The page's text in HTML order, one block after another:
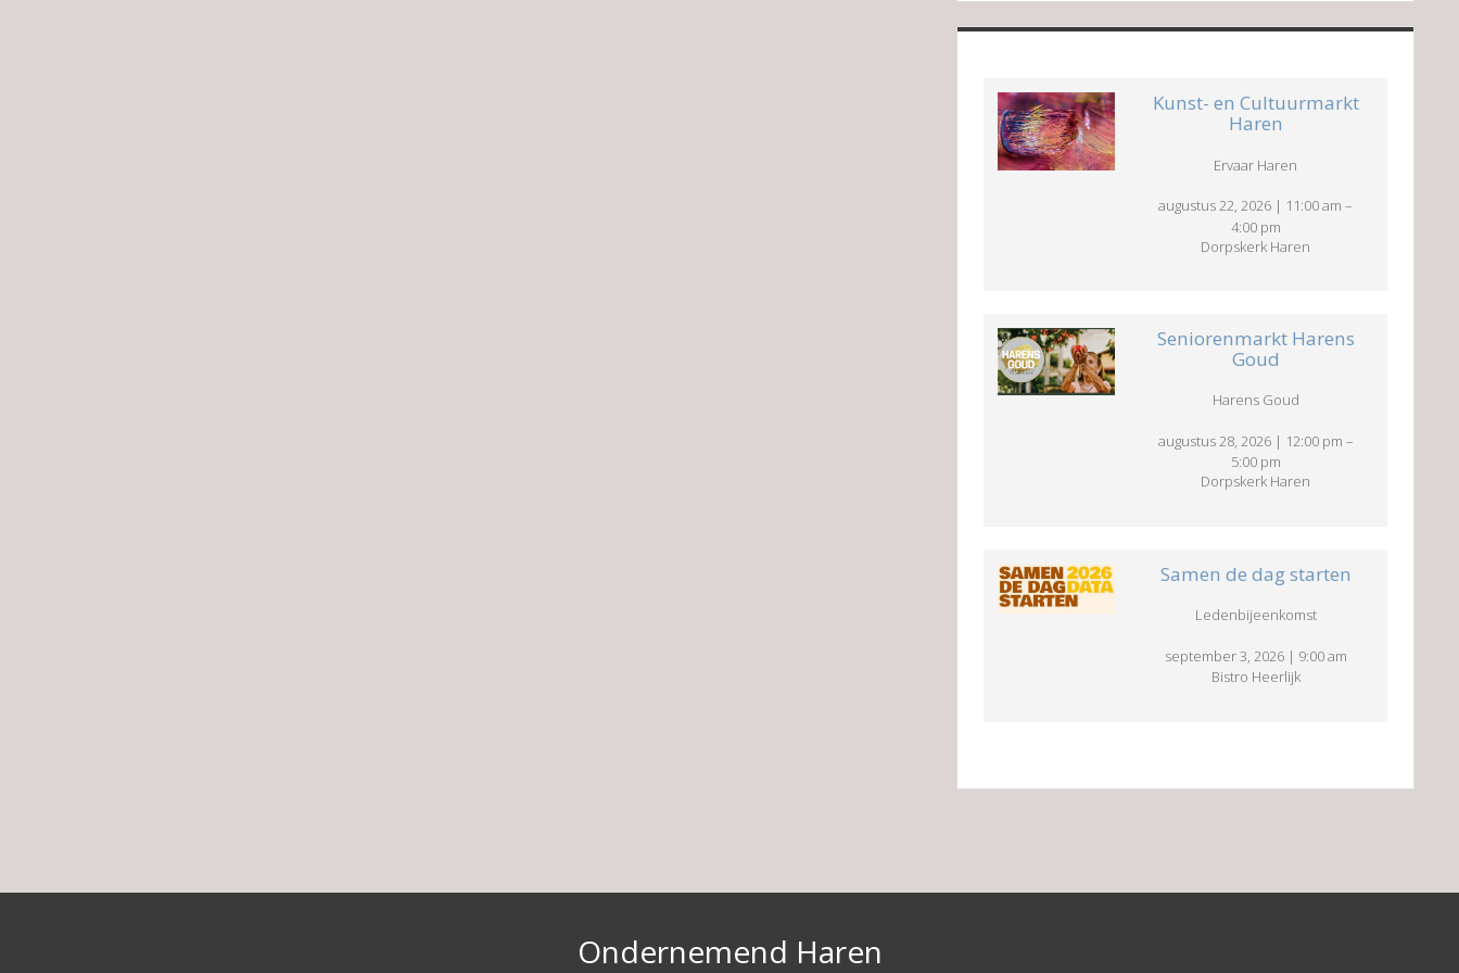
Kunst- en Cultuurmarkt
Haren
Ervaar Haren
augustus 22, 2026 | 11:00 am–
4:00 pm
Dorpskerk Haren
Seniorenmarkt Harens
Goud
Harens Goud
augustus 28, 2026 | 12:00 pm –
5:00 pm
Dorpskerk Haren
Samen de dag starten
Ledenbijeenkomst
september 3, 2026 | 9:00 am
Bistro Heerlijk
Ondernemend Haren